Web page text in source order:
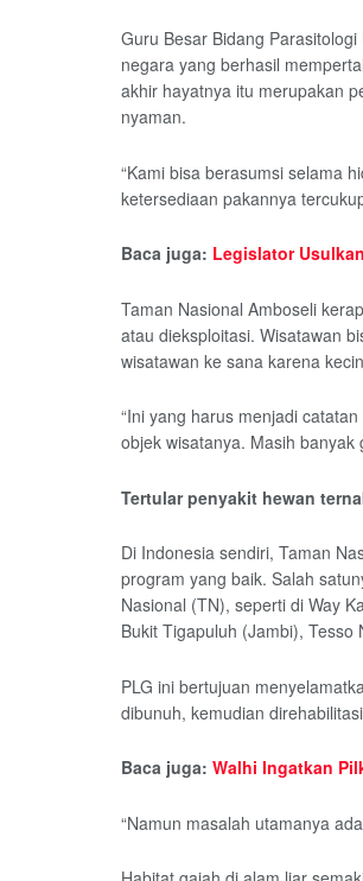
Guru Besar Bidang
negara yang berhasil
akhir hayatnya itu merupakan
nyaman.
“Kami bisa berasumsi selama
ketersediaan pakannya
Baca juga: Legislator
Taman Nasional Amboseli
atau dieksploitasi. Wisatawan
wisatawan ke sana karena
“Ini yang harus menjadi
objek wisatanya. Masih banyak
Tertular penyakit hewan
Di Indonesia sendiri, Taman
program yang baik. Salah
Nasional (TN), seperti di Way
Bukit Tigapuluh (Jambi),
PLG ini bertujuan
dibunuh, kemudian
Baca juga: Walhi Ingatkan
“Namun masalah utamanya